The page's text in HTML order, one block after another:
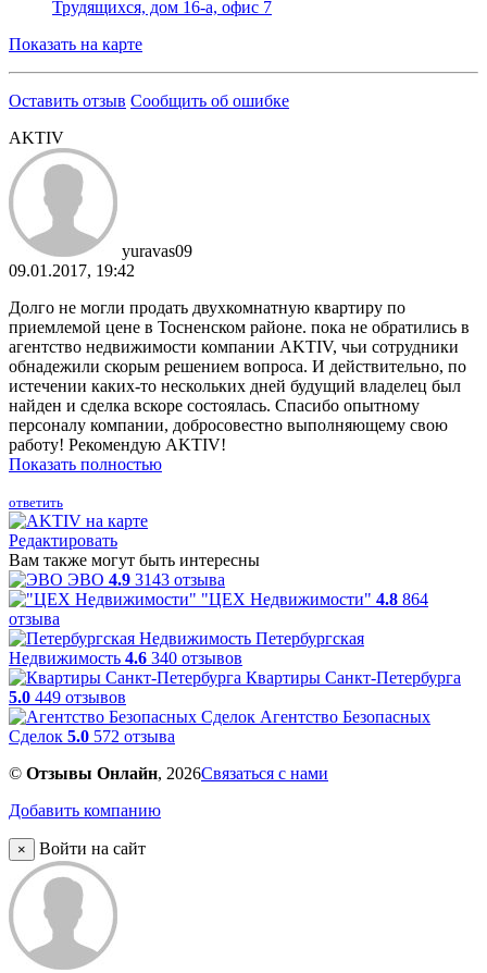
Трудящихся, дом 16-а, офис 7
Показать на карте
Оставить отзыв Сообщить об ошибке
AKTIV
yuravas09
09.01.2017, 19:42
Долго не могли продать двухкомнатную квартиру по
приемлемой цене в Тосненском районе. пока не обратились в
агентство недвижимости компании AKTIV, чьи сотрудники
обнадежили скорым решением вопроса. И действительно, по
истечении каких-то нескольких дней будущий владелец был
найден и сделка вскоре состоялась. Спасибо опытному
персоналу компании, добросовестно выполняющему свою
работу! Рекомендую AKTIV!
Показать полностью
ответить
Редактировать
Вам также могут быть интересны
ЭВО 4.9 3143 отзыва
"ЦЕХ Недвижимости" 4.8 864
отзыва
Петербургская
Недвижимость 4.6 340 отзывов
Квартиры Санкт-Петербурга
5.0 449 отзывов
Агентство Безопасных
Сделок 5.0 572 отзыва
© Отзывы Онлайн, 2026Связаться с нами
Добавить компанию
× Войти на сайт